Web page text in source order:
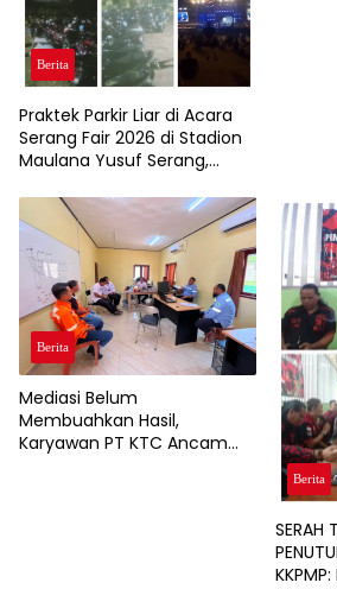
Berita
Praktek Parkir Liar di Acara
Serang Fair 2026 di Stadion
Maulana Yusuf Serang,
Pendapatan Asli Daerah (
PAD)Jadi Korbannya
Berita
Mediasi Belum
Membuahkan Hasil,
Karyawan PT KTC Ancam
Berita
SERAH
KKPMP: